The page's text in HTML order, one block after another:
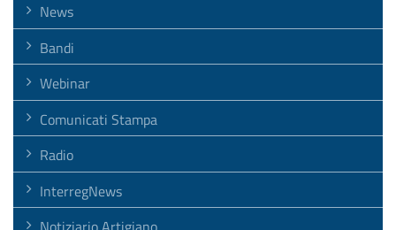
News
Bandi
Webinar
Comunicati Stampa
Radio
InterregNews